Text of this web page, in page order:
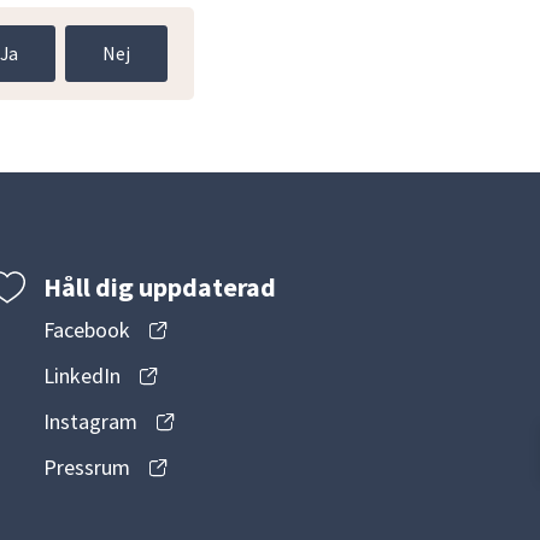
Ja Nej
Håll dig uppdaterad
Facebook
LinkedIn
Instagram
Pressrum